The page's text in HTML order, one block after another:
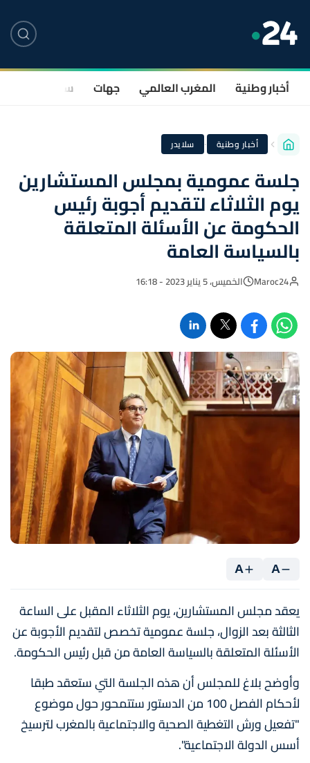
أخبار وطنية المغرب العالمي جهات سياسة
أخبار وطنية · سلايدر
جلسة عمومية بمجلس المستشارين
يوم الثلاثاء لتقديم أجوبة رئيس
الحكومة عن الأسئلة المتعلقة
بالسياسة العامة
Maroc24 الخميس، 5 يناير 2023 - 16:18
A
A
يعقد مجلس المستشارين، يوم الثلاثاء المقبل على الساعة
الثالثة بعد الزوال، جلسة عمومية تخصص لتقديم الأجوبة عن
الأسئلة المتعلقة بالسياسة العامة من قبل رئيس الحكومة.
وأوضح بلاغ للمجلس أن هذه الجلسة التي ستعقد طبقا
لأحكام الفصل 100 من الدستور ستتمحور حول موضوع
"تفعيل ورش التغطية الصحية والاجتماعية بالمغرب لترسيخ
أسس الدولة الاجتماعية".